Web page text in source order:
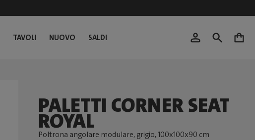
TAVOLI NUOVO SALDI 0
PALETTI CORNER SEAT
ROYAL
Poltrona angolare modulare, grigio, 100x100x90 cm